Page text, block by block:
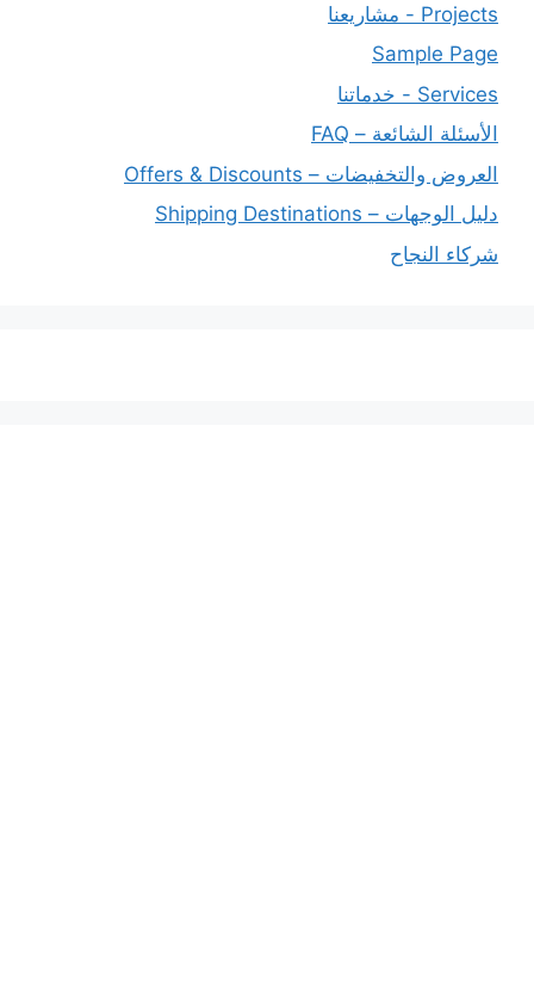
Projects - مشاريعنا
Sample Page
Services - خدماتنا
الأسئلة الشائعة – FAQ
العروض والتخفيضات – Offers & Discounts
دليل الوجهات – Shipping Destinations
شركاء النجاح